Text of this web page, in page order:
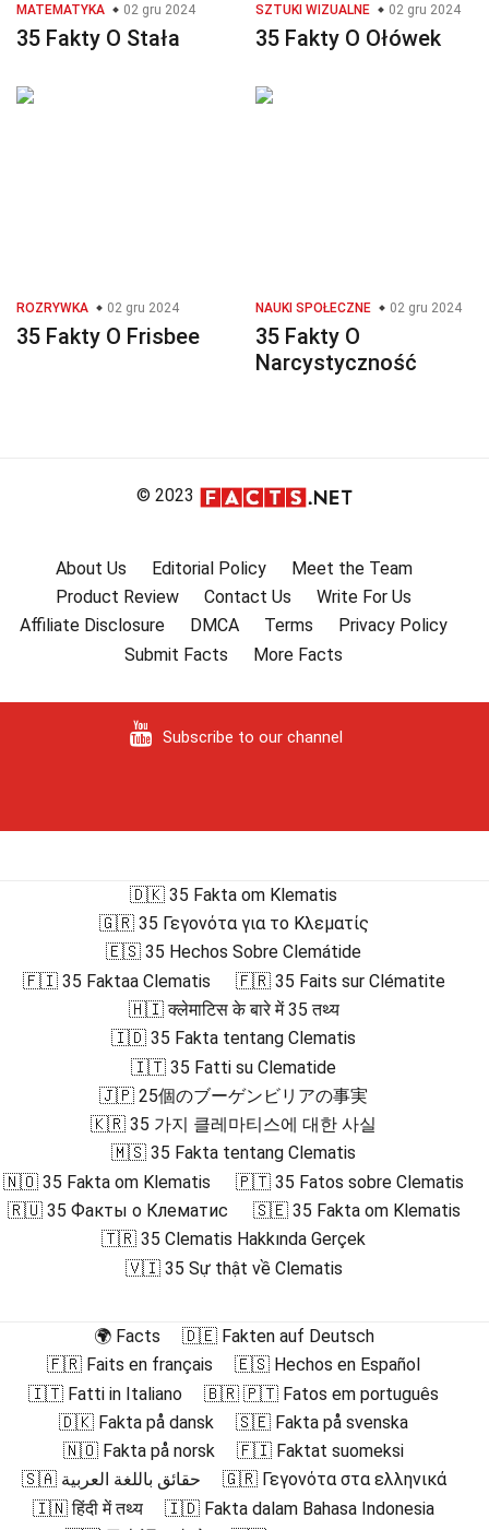
MATEMATYKA 02 gru 2024
35 Fakty O Stała
SZTUKI WIZUALNE 02 gru 2024
35 Fakty O Ołówek
ROZRYWKA 02 gru 2024
35 Fakty O Frisbee
NAUKI SPOŁECZNE 02 gru 2024
35 Fakty O
Narcystyczność
© 2023
About Us Editorial Policy
Meet the Team
Product Review
Contact Us
Write For Us
Affiliate Disclosure
DMCA Terms
Privacy Policy
Submit Facts
More Facts
Subscribe to our channel
🇩🇰 35 Fakta om Klematis
🇬🇷 35 Γεγονότα για το Κλεματίς
🇪🇸 35 Hechos Sobre Clemátide
🇫🇮 35 Faktaa Clematis
🇫🇷 35 Faits sur Clématite
🇭🇮 क्लेमाटिस के बारे में 35 तथ्य
🇮🇩 35 Fakta tentang Clematis
🇮🇹 35 Fatti su Clematide
🇯🇵 25個のブーゲンビリアの事実
🇰🇷 35 가지 클레마티스에 대한 사실
🇲🇸 35 Fakta tentang Clematis
🇳🇴 35 Fakta om Klematis
🇵🇹 35 Fatos sobre Clematis
🇷🇺 35 Факты о Клематис
🇸🇪 35 Fakta om Klematis
🇹🇷 35 Clematis Hakkında Gerçek
🇻🇮 35 Sự thật về Clematis
🌍 Facts
🇩🇪 Fakten auf Deutsch
🇫🇷 Faits en français
🇪🇸 Hechos en Español
🇮🇹 Fatti in Italiano
🇧🇷 🇵🇹 Fatos em português
🇩🇰 Fakta på dansk
🇸🇪 Fakta på svenska
🇳🇴 Fakta på norsk
🇫🇮 Faktat suomeksi
🇸🇦 حقائق باللغة العربية
🇬🇷 Γεγονότα στα ελληνικά
🇮🇳 हिंदी में तथ्य
🇮🇩 Fakta dalam Bahasa Indonesia